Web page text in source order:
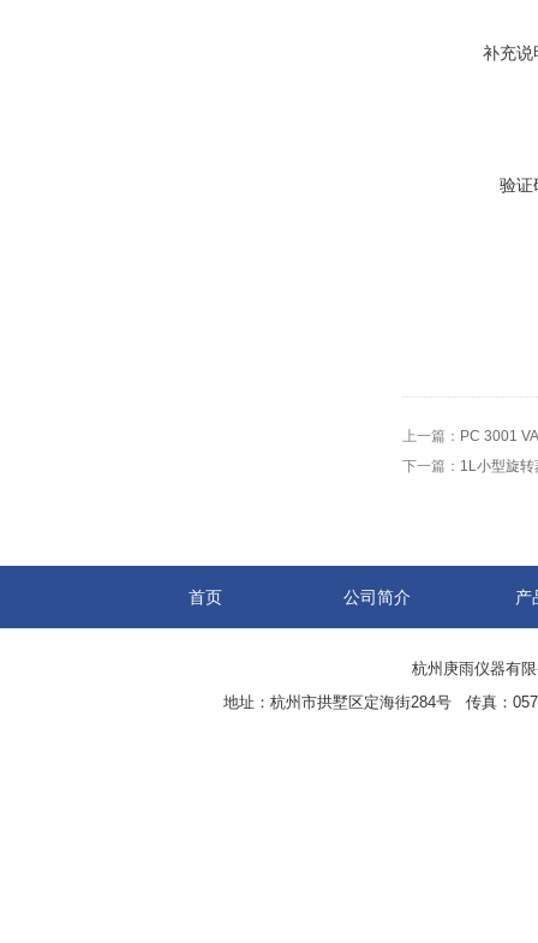
补充说
验证
上一篇： PC 3001
下一篇： 1L小型旋
首页 公司简介 产
杭州庚雨仪器有
地址：杭州市拱墅区定海街284号 传真：